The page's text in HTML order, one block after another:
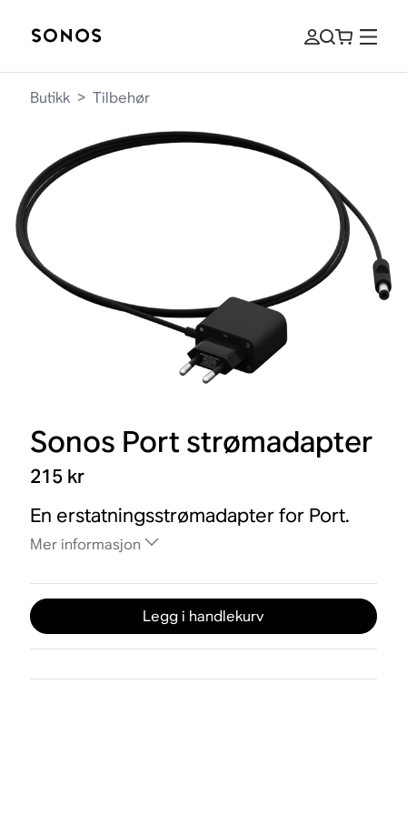
Butikk > Tilbehør
Sonos Port strømadapter
215 kr
En erstatningsstrømadapter for Port.
Mer informasjon
Legg i handlekurv